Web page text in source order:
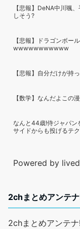
【悲報】DeNA中川颯
しそう?
【悲報】ドラゴンボー
wwwwwwwwwww
【悲報】自分だけが
【数学】なんだよこの
なんと44歳!侍ジャパ
サイドからも投げるテ
Powered by
2chまとめアンテ
2chまとめアンテナ!